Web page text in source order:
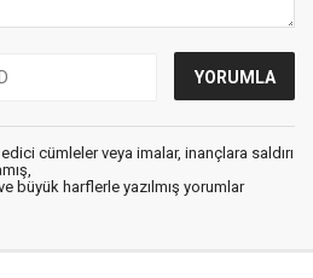
cümleler veya imalar, inançlara saldırı
büyük harflerle yazılmış yorumlar